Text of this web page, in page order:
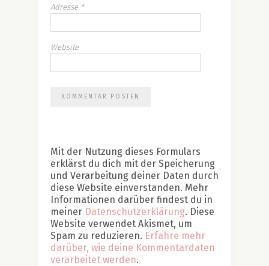
Adresse *
Website
Mit der Nutzung dieses Formulars
erklärst du dich mit der Speicherung
und Verarbeitung deiner Daten durch
diese Website einverstanden. Mehr
Informationen darüber findest du in
meiner Datenschutzerklärung. Diese
Website verwendet Akismet, um
Spam zu reduzieren. Erfahre mehr
darüber, wie deine Kommentardaten
verarbeitet werden.